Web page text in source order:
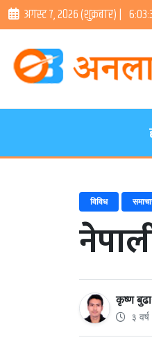
अगस्ट ७, २०२६ (शुक्रबार) |
विविध
कृष्ण
३